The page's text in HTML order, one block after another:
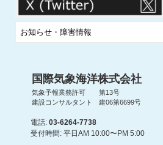
お知らせ・障害情報
国際気象海洋株式会社
気象予報業務許可 第13号
建設コンサルタント 建06第6699号
電話: 03-6264-7738
受付時間: 平日AM 10:00〜PM 5:00